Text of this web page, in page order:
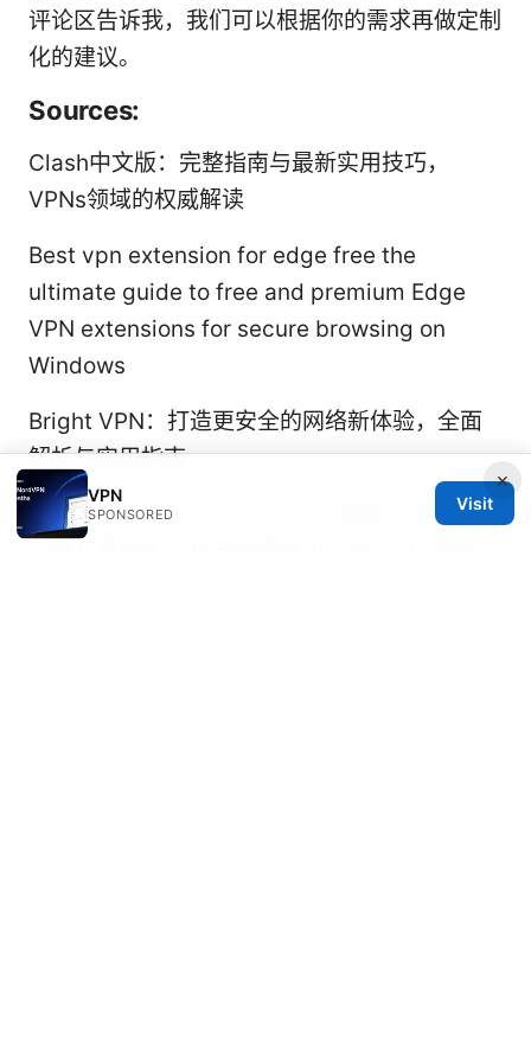
评论区告诉我，我们可以根据你的需求再做定制
化的建议。
Sources:
Clash中文版：完整指南与最新实用技巧，
VPNs领域的权威解读
Best vpn extension for edge free the
ultimate guide to free and premium Edge
VPN extensions for secure browsing on
Windows
Bright VPN：打造更安全的网络新体验，全面
解析与实用指南
Surfshark vpnの料金：2026年最新、最安値
×
VPN
SPONSORED
Visit